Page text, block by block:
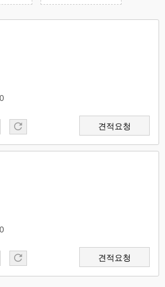
견적요청
견적요청